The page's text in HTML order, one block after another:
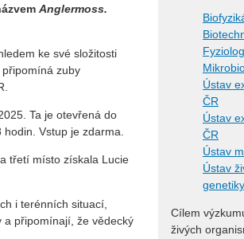
Anglermoss.
ke své složitosti
zuby
Ta je otevřená do
Vstup je zdarma.
a třetí místo získala Lucie
i terénních situací,
a připomínají, že vědecký
Ústav
ČR
Ústav
ČR
Ústav
Ústav
Cílem
živých